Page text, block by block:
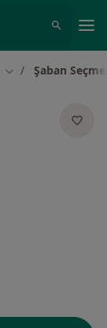
Şehir değiştir
Şaban